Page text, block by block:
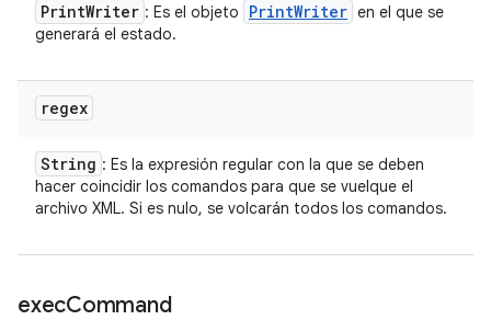
PrintWriter : Es el objeto PrintWriter en el que se
generará el estado.
regex
String : Es la expresión regular con la que se deben
hacer coincidir los comandos para que se vuelque el
archivo XML. Si es nulo, se volcarán todos los comandos.
execCommand